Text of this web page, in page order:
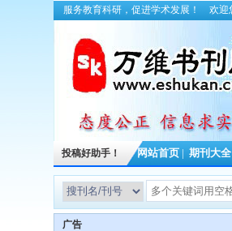
服务教育科研，促进学术发展！ 欢迎
投稿好助手！ 网站首页 期刊大全
广告